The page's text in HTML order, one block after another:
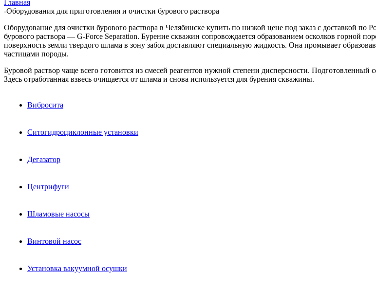
Главная
-Оборудования для приготовления и очистки бурового раствора
Оборудование для очистки бурового раствора в Челябинске купить по низкой цене под заказ с доставкой
бурового раствора — G-Force Separation. Бурение скважин сопровождается образованием осколков горной
поверхность земли твердого шлама в зону забоя доставляют специальную жидкость. Она промывает
частицами породы.
Буровой раствор чаще всего готовится из смесей реагентов нужной степени дисперсности.
Здесь отработанная взвесь очищается от шлама и снова используется для бурения скважины.
Вибросита
Ситогидроциклонные установки
Дегазатор
Центрифуги
Шламовые насосы
Винтовой насос
Установка вакуумной осушки